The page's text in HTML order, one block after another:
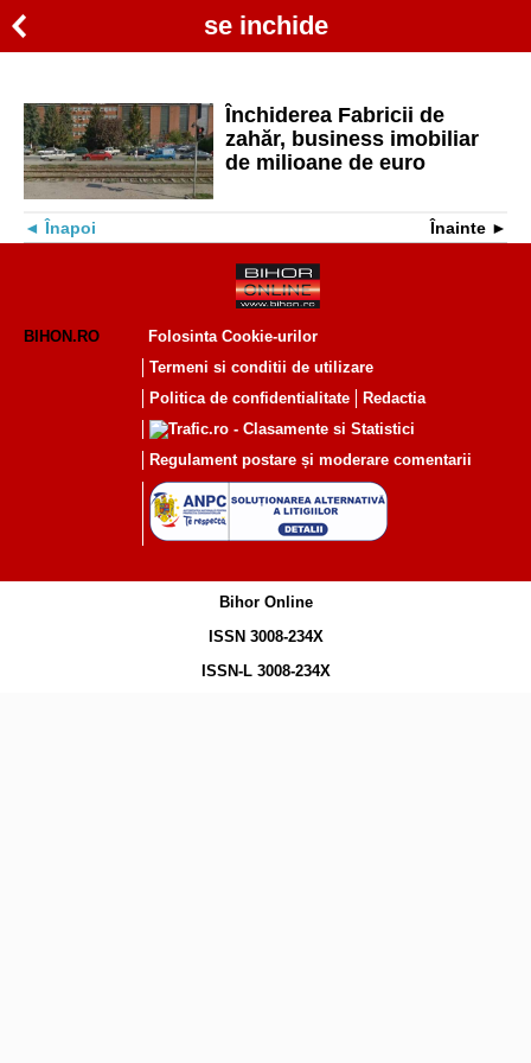
se inchide
Închiderea Fabricii de
zahăr, business imobiliar
de milioane de euro
Înapoi Înainte
BIHON.RO
Folosinta Cookie-urilor
Termeni si conditii de utilizare
Politica de confidentialitate
Redactia
Regulament postare și moderare comentarii
Bihor Online
ISSN 3008-234X
ISSN-L 3008-234X